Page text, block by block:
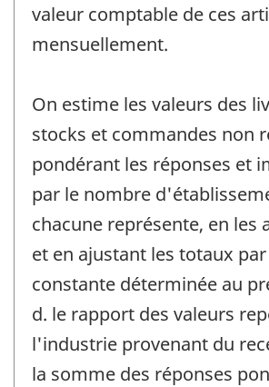
valeur comptable de ces
mensuellement.
On estime les valeurs des
stocks et commandes non
pondérant les réponses et
par le nombre
chacune représente, en les
et en ajustant les totaux
constante déterminée au
d. le rapport des valeurs
l'industrie provenant du
la somme des réponses